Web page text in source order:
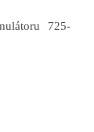
725-